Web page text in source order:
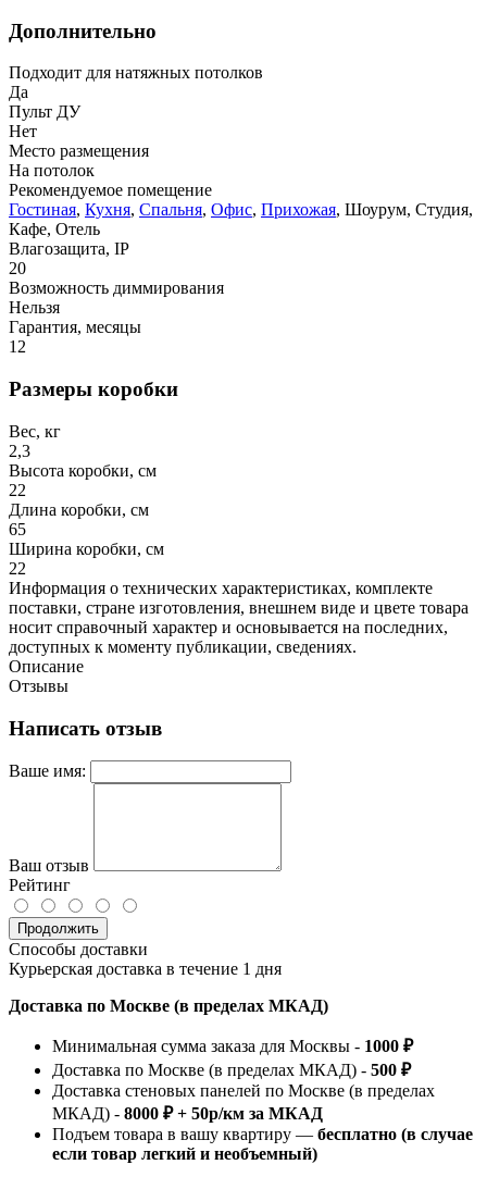
Дополнительно
Подходит для натяжных потолков
Да
Пульт ДУ
Нет
Место размещения
На потолок
Рекомендуемое помещение
Гостиная, Кухня, Спальня, Офис, Прихожая, Шоурум, Студия,
Кафе, Отель
Влагозащита, IP
20
Возможность диммирования
Нельзя
Гарантия, месяцы
12
Размеры коробки
Вес, кг
2,3
Высота коробки, см
22
Длина коробки, см
65
Ширина коробки, см
22
Информация о технических характеристиках, комплекте
поставки, стране изготовления, внешнем виде и цвете товара
носит справочный характер и основывается на последних,
доступных к моменту публикации, сведениях.
Описание
Отзывы
Написать отзыв
Ваше имя:
Ваш отзыв
Рейтинг
Продолжить
Способы доставки
Курьерская доставка в течение 1 дня
Доставка по Москве (в пределах МКАД)
Минимальная сумма заказа для Москвы - 1000 ₽
Доставка по Москве (в пределах МКАД) - 500 ₽
Доставка стеновых панелей по Москве (в пределах
МКАД) - 8000 ₽ + 50р/км за МКАД
Подъем товара в вашу квартиру — бесплатно (в случае
если товар легкий и необъемный)